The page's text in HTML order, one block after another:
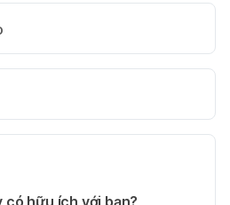
I look out for if I’m hoping